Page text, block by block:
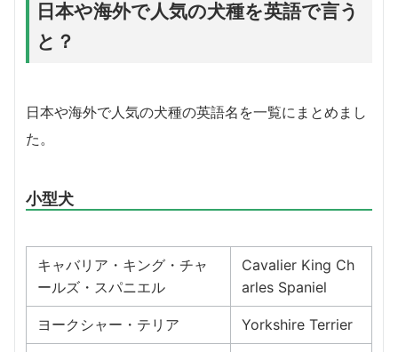
日本や海外で人気の犬種を英語で言う
と？
日本や海外で人気の犬種の英語名を一覧にまとめまし
た。
小型犬
キャバリア・キング・チャ
ールズ・スパニエル
Cavalier King Ch
arles Spaniel
ヨークシャー・テリア Yorkshire Terrier